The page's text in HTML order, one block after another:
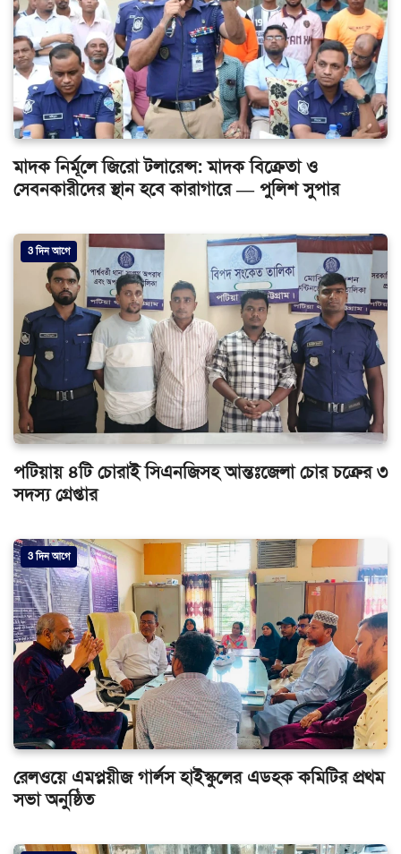
মাদক নির্মূলে জিরো টলারেন্স: মাদক বিক্রেতা ও
সেবনকারীদের স্থান হবে কারাগারে — পুলিশ সুপার
3 দিন আগে
পটিয়ায় ৪টি চোরাই সিএনজিসহ আন্তঃজেলা চোর চক্রের ৩
সদস্য গ্রেপ্তার
3 দিন আগে
রেলওয়ে এমপ্লয়ীজ গার্লস হাইস্কুলের এডহক কমিটির প্রথম
সভা অনুষ্ঠিত